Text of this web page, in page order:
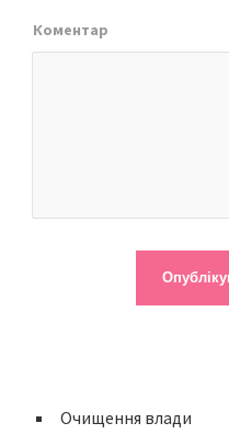
Коментар
Очищення влади